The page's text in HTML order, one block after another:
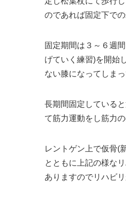
のであれば固定下で
固定期間は３～６週
げていく練習)を開始
ない膝になってしま
長期間固定している
て筋力運動をし筋力
レントゲン上で仮骨(
とともに上記の様な
ありますのでリハビ